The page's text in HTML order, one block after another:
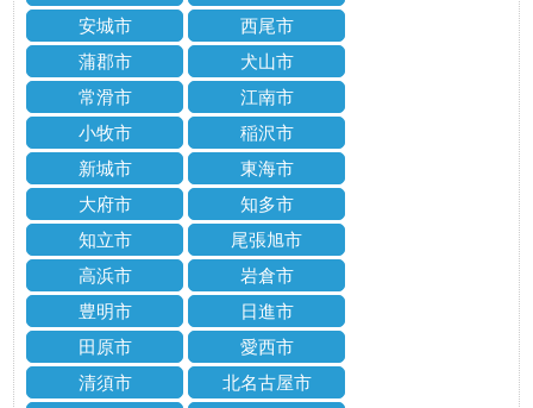
安城市
西尾市
蒲郡市
犬山市
常滑市
江南市
小牧市
稲沢市
新城市
東海市
大府市
知多市
知立市
尾張旭市
高浜市
岩倉市
豊明市
日進市
田原市
愛西市
清須市
北名古屋市